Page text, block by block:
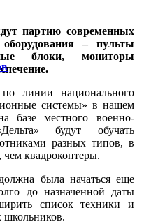
партию современных
– пульты
блоки, мониторы
линии национального
системы» в нашем
базе местного военно-
будут обучать
разных типов, в
чем квадрокоптеры.
была начаться еще
до назначенной даты
список техники и
школьников.